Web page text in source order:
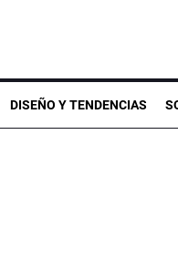
DISEÑO Y TENDENCIAS